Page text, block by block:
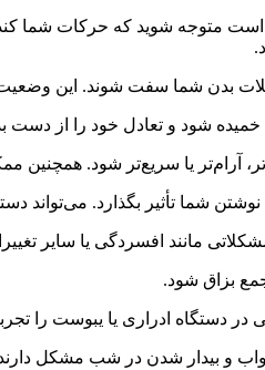
متوجه شوید که حرکات شما
بدن شما سفت شوند. این
شود و تعادل خود را از دست
آرام‌تر یا سریع‌تر شود.
شما تأثیر بگذارد.
مانند افسردگی یا سایر
بزاق شود.
دستگاه ادراری یا یبوست را
و بیدار شدن در شب مشکل